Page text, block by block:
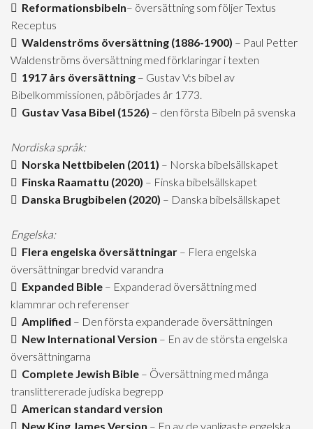
Reformationsbibeln– översättning som följer Textus
Receptus
Waldenströms översättning (1886-1900) – Paul Petter
Waldenströms översättning med förklaringar i texten
1917 års översättning – Gustav V:s bibel av
Bibelkommissionen, påbörjades år 1773.
Gustav Vasa Bibel (1526) – den första Bibeln på svenska
Nordiska språk:
Norska Nettbibelen (2011) – Norska bibelsällskapet
Finska Raamattu (2020) – Finska bibelsällskapet
Danska Brugbibelen (2020) – Danska bibelsällskapet
Engelska:
Flera engelska översättningar – Flera engelska
översättningar bredvid varandra
Expanded Bible – Expanderad översättning med
klammrar och referenser
Amplified – Den första expanderade översättningen
New International Version – En av de största engelska
översättningarna
Complete Jewish Bible – Översättning med många
translittererade judiska begrepp
American standard version
New King James Version – En av de vanligaste engelska